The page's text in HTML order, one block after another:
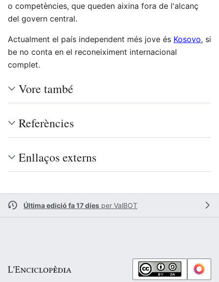
o competències, que queden aixina fora de l'alcanç
del govern central.
Actualment el país independent més jove és Kosovo, si
be no conta en el reconeiximent internacional
complet.
Vore també
Referències
Enllaços externs
Última edició fa 17 díes per ValBOT